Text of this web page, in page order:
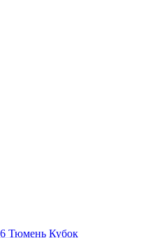
Тюмень Кубок